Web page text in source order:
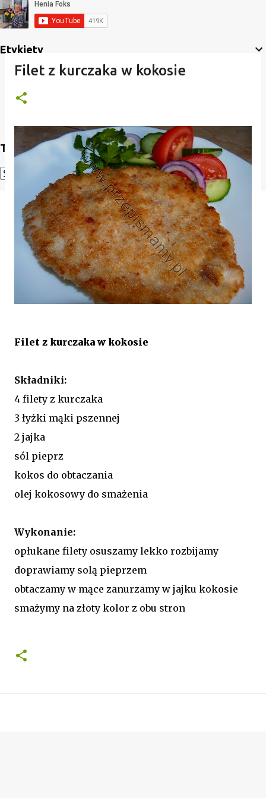
Etykiety
Translate
Powered by Translate
Filet z kurczaka w kokosie
Filet z kurczaka w kokosie
Składniki:
4 filety z kurczaka
3 łyżki mąki pszennej
2 jajka
sól pieprz
kokos do obtaczania
olej kokosowy do smażenia
Wykonanie:
opłukane filety osuszamy lekko rozbijamy
doprawiamy solą pieprzem
obtaczamy w mące zanurzamy w jajku kokosie
smażymy na złoty kolor z obu stron